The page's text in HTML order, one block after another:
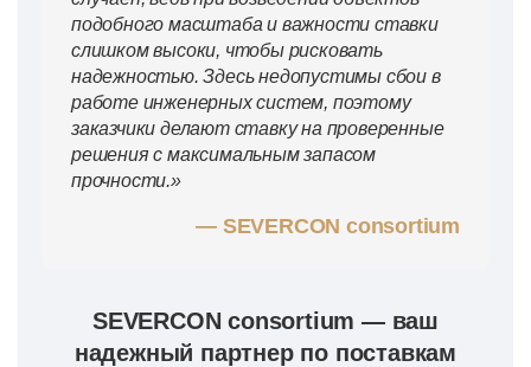
подобного масштаба и важности ставки
слишком высоки, чтобы рисковать
надежностью. Здесь недопустимы сбои в
работе инженерных систем, поэтому
заказчики делают ставку на проверенные
решения с максимальным запасом
прочности.»
— SEVERCON consortium
SEVERCON consortium — ваш
надежный партнер по поставкам